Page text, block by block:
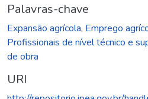
Palavras-chave
Expansão agrícola, Emprego
Profissionais de nível técnico e
de obra
URI